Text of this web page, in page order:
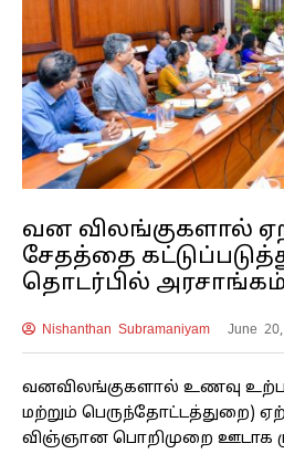
வன விலங்குகளால்
சேதத்தை
தொடர்பில்
Nishanthan Subramaniyam June
வனவிலங்குகளால் உணவு
மற்றும் பெருந்தோட்டத்துறை)
விஞ்ஞான பொறிமுறை ஊடாக